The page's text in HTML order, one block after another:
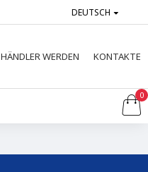
DEUTSCH
HÄNDLER WERDEN KONTAKTE
0